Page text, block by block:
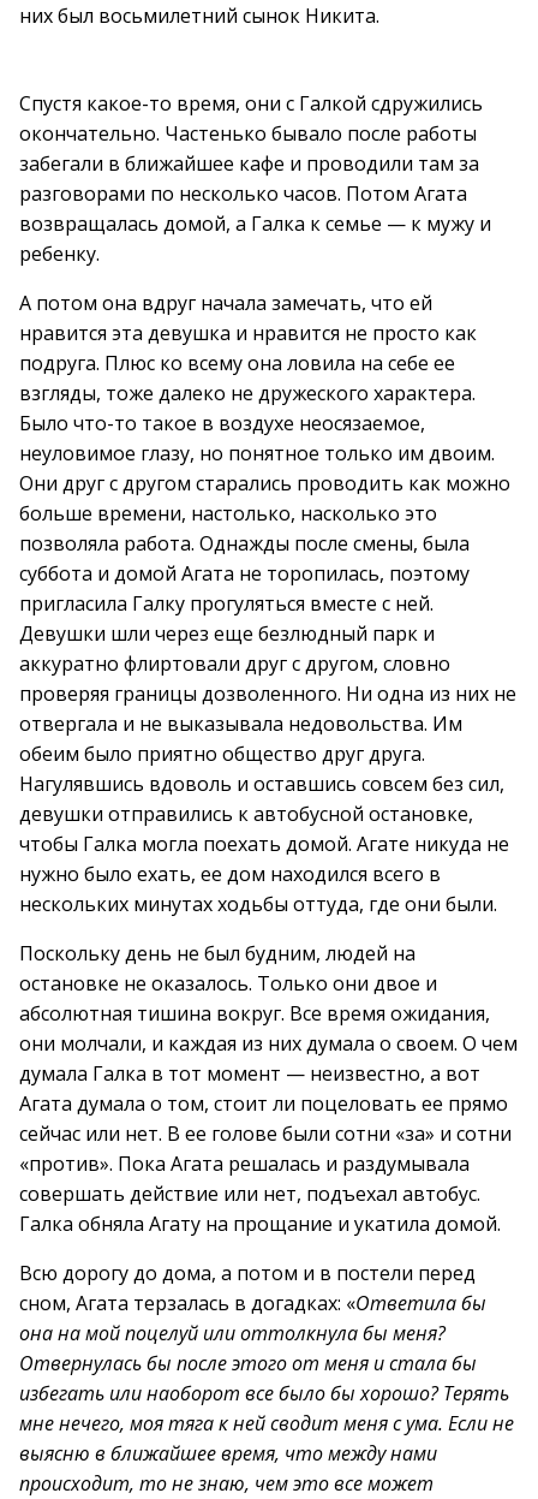
них был восьмилетний сынок Никита.
Спустя какое-то время, они с Галкой сдружились
окончательно. Частенько бывало после работы
забегали в ближайшее кафе и проводили там за
разговорами по несколько часов. Потом Агата
возвращалась домой, а Галка к семье — к мужу и
ребенку.
А потом она вдруг начала замечать, что ей
нравится эта девушка и нравится не просто как
подруга. Плюс ко всему она ловила на себе ее
взгляды, тоже далеко не дружеского характера.
Было что-то такое в воздухе неосязаемое,
неуловимое глазу, но понятное только им двоим.
Они друг с другом старались проводить как можно
больше времени, настолько, насколько это
позволяла работа. Однажды после смены, была
суббота и домой Агата не торопилась, поэтому
пригласила Галку прогуляться вместе с ней.
Девушки шли через еще безлюдный парк и
аккуратно флиртовали друг с другом, словно
проверяя границы дозволенного. Ни одна из них не
отвергала и не выказывала недовольства. Им
обеим было приятно общество друг друга.
Нагулявшись вдоволь и оставшись совсем без сил,
девушки отправились к автобусной остановке,
чтобы Галка могла поехать домой. Агате никуда не
нужно было ехать, ее дом находился всего в
нескольких минутах ходьбы оттуда, где они были.
Поскольку день не был будним, людей на
остановке не оказалось. Только они двое и
абсолютная тишина вокруг. Все время ожидания,
они молчали, и каждая из них думала о своем. О чем
думала Галка в тот момент — неизвестно, а вот
Агата думала о том, стоит ли поцеловать ее прямо
сейчас или нет. В ее голове были сотни «за» и сотни
«против». Пока Агата решалась и раздумывала
совершать действие или нет, подъехал автобус.
Галка обняла Агату на прощание и укатила домой.
Всю дорогу до дома, а потом и в постели перед
сном, Агата терзалась в догадках: «Ответила бы
она на мой поцелуй или оттолкнула бы меня?
Отвернулась бы после этого от меня и стала бы
избегать или наоборот все было бы хорошо? Терять
мне нечего, моя тяга к ней сводит меня с ума. Если не
выясню в ближайшее время, что между нами
происходит, то не знаю, чем это все может